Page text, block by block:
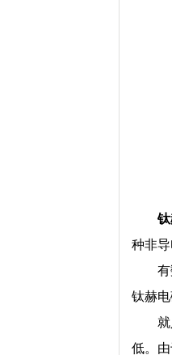
种非
钛赫
低。